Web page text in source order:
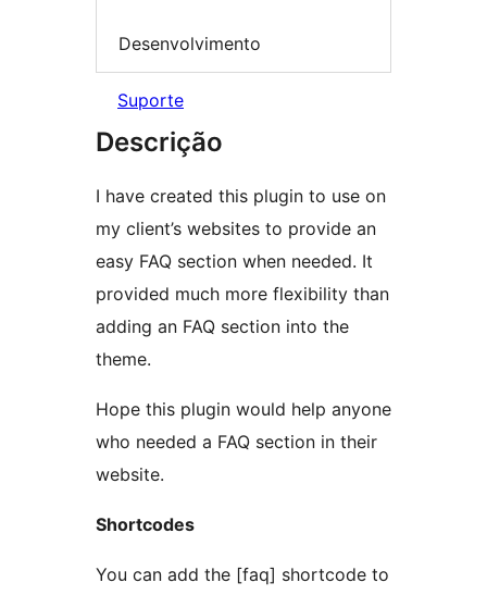
Desenvolvimento
Suporte
Descrição
I have created this plugin to use on
my client’s websites to provide an
easy FAQ section when needed. It
provided much more flexibility than
adding an FAQ section into the
theme.
Hope this plugin would help anyone
who needed a FAQ section in their
website.
Shortcodes
You can add the [faq] shortcode to